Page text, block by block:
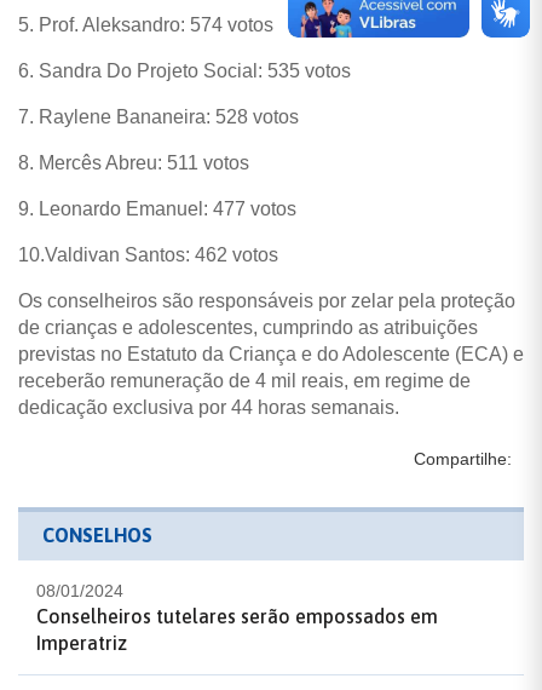
5. Prof. Aleksandro: 574 votos
6. Sandra Do Projeto Social: 535 votos
7. Raylene Bananeira: 528 votos
8. Mercês Abreu: 511 votos
9. Leonardo Emanuel: 477 votos
10.Valdivan Santos: 462 votos
Os conselheiros são responsáveis por zelar pela proteção
de crianças e adolescentes, cumprindo as atribuições
previstas no Estatuto da Criança e do Adolescente (ECA) e
receberão remuneração de 4 mil reais, em regime de
dedicação exclusiva por 44 horas semanais.
Compartilhe:
CONSELHOS
08/01/2024
Conselheiros tutelares serão empossados em
Imperatriz